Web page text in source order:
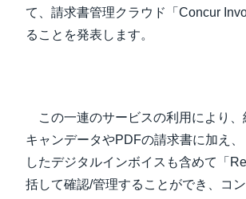
て、請求書管理クラウド「Concur
ることを発表します。
この一連のサービスの利用により、
キャンデータやPDFの請求書に加え
したデジタルインボイスも含めて「
括して確認/管理することができ、コ